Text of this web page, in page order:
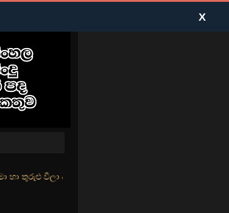
කදුළු බීලා රහසේ සුසුම් ලෑ හඩ ඇසේ... නිල්වන්
X